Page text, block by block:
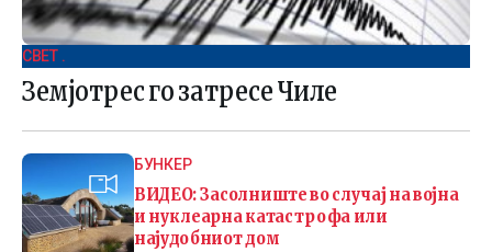
СВЕТ .
Земјотрес го затресе Чиле
БУНКЕР
ВИДЕО: Засолниште во случај на војна
и нуклеарна катастрофа или
најудобниот дом